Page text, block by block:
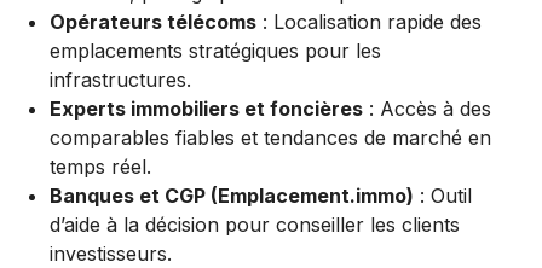
Opérateurs télécoms: Localisation rapide des
emplacements stratégiques pour les
infrastructures.
Experts immobiliers et foncières: Accès à des
comparables fiables et tendances de marché en
temps réel.
Banques et CGP (Emplacement.immo) : Outil
d’aide à la décision pour conseiller les clients
investisseurs.